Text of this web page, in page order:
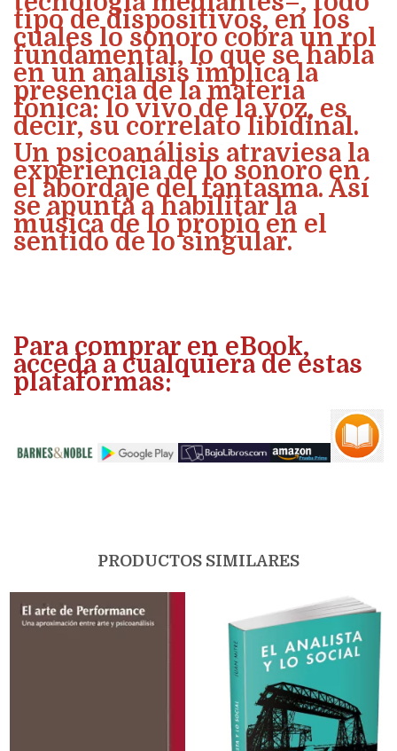
tipo de dispositivos, en los
cuales lo sonoro cobra un rol
fundamental, lo que se habla
en un análisis implica la
presencia de la materia
fónica: lo vivo de la voz, es
decir, su correlato libidinal.
Un psicoanálisis atraviesa la
experiencia de lo sonoro en
el abordaje del fantasma. Así
se apunta a habilitar la
música de lo propio en el
sentido de lo singular.
Para comprar en eBook,
accedá a cualquiera de estas
plataformas:
PRODUCTOS SIMILARES